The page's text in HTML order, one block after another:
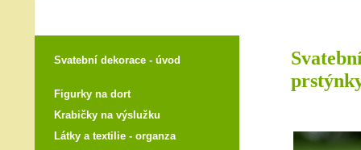
Svatební dekorace - úvod
Figurky na dort
Krabičky na výslužku
Látky a textilie - organza